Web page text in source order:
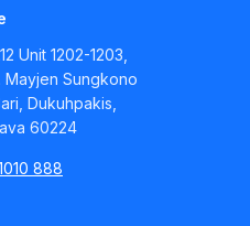
Unit 1202-1203,
Mayjen Sungkono
Dukuhpakis,
60224
888